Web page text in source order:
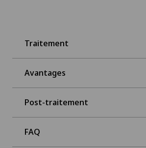
Traitement
Avantages
Post-traitement
FAQ